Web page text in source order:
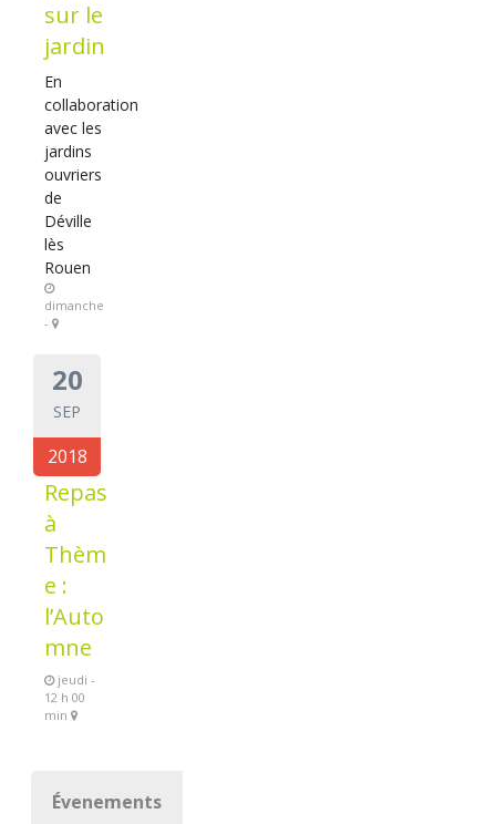
sur le
jardin
En
collaboration
avec les
jardins
ouvriers
de
Déville
lès
Rouen
dimanche
-
20
SEP
2018
Repas
à
Thèm
e :
l’Auto
mne
jeudi -
12 h 00
min
Évenements